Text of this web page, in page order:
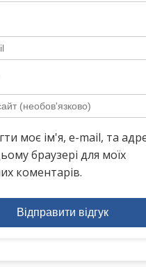
моє ім'я, e-mail, та
браузері для моїх
коментарів.
Відправити відгук